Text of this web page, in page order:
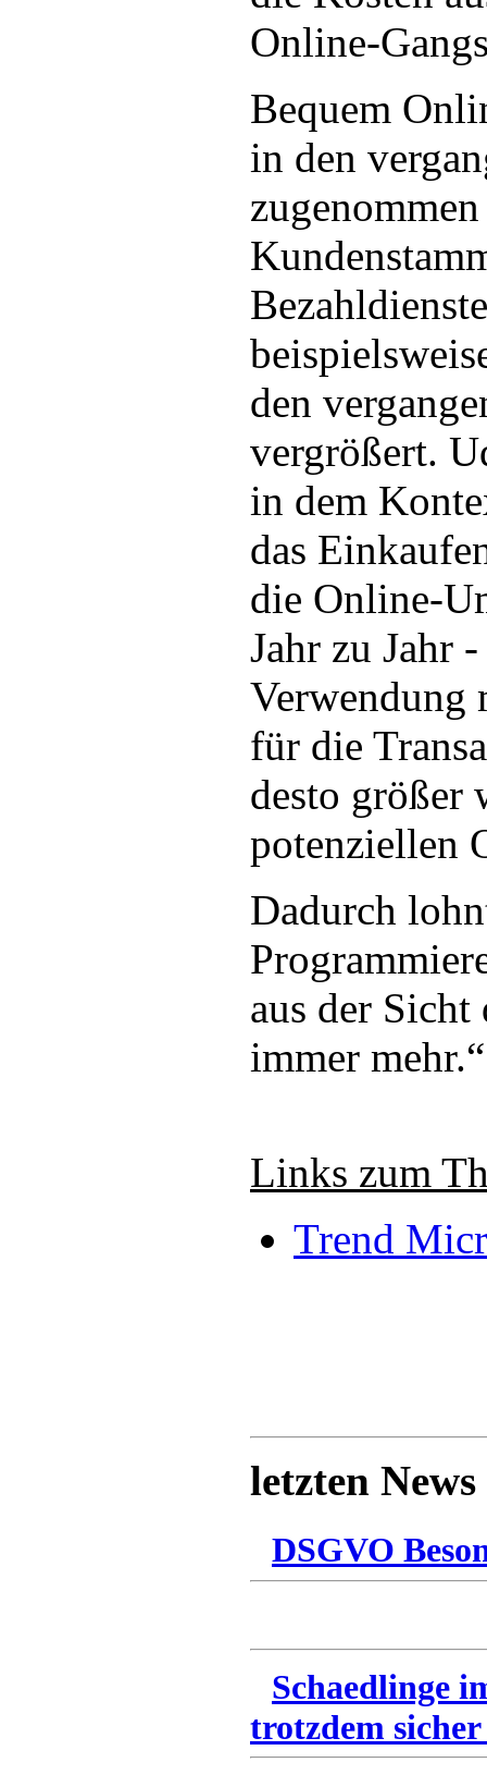
Online-
Bequem
in den
den
vergrößert.
in dem
das
die Online-
Jahr zu Jahr
Verwendung
für die
desto größer
potenziellen
Dadurch
aus der
immer mehr.“
Links zum
Trend
letzten News
DSGVO
Schaedlinge
trotzdem